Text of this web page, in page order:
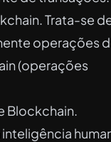
Trata-se
operações
(operações
Blockchain.